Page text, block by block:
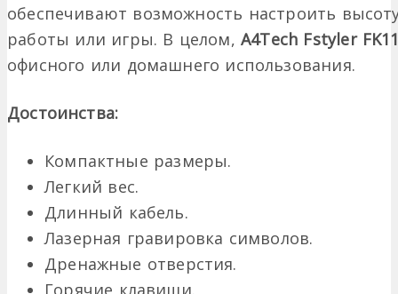
обеспечивают возможность настроить
работы или игры. В целом,A4Tech Fstyler
офисного или домашнего использования.
Достоинства:
Компактные размеры.
Легкий вес.
Длинный кабель.
Лазерная гравировка символов.
Дренажные отверстия.
Горячие клавиши.